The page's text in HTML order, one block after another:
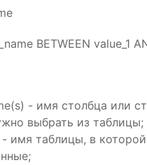
BETWEEN value_1
- имя столбца или
выбрать из таблицы;
- имя таблицы, в